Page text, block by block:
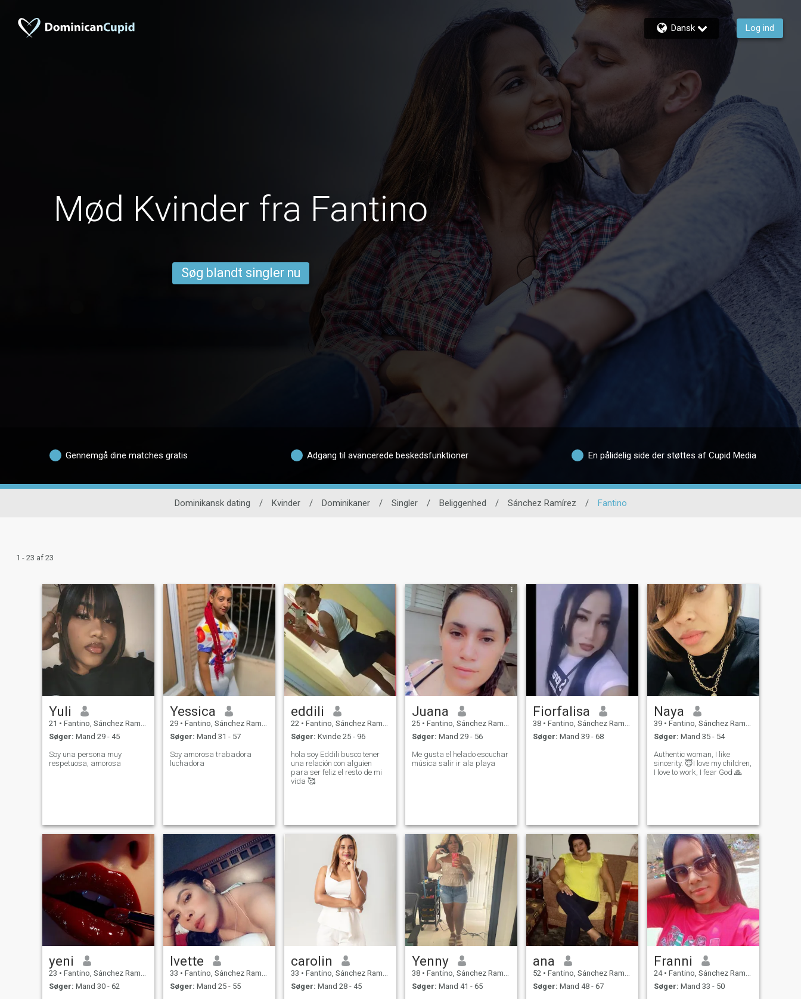
Dansk Log ind
Mød Kvinder fra Fantino
Søg blandt singler nu
Gennemgå dine matches gratis Adgang til avancerede beskedsfunktioner En pålidelig side der støttes af Cupid Media
Dominikansk dating / Kvinder / Dominikaner / Singler / Beliggenhed / Sánchez Ramírez / Fantino
1 - 23 af 23
Yuli
21 • Fantino, Sánchez Ramírez, DR Dominikanske
Søger: Mand 29 - 45
Soy una persona muy
respetuosa, amorosa
Yessica
29 • Fantino, Sánchez Ramírez, DR Dominikanske
Søger: Mand 31 - 57
Soy amorosa trabadora
luchadora
eddili
22 • Fantino, Sánchez Ramírez, DR Dominikanske
Søger: Kvinde 25 - 96
hola soy Eddili busco tener
una relación con alguien
para ser feliz el resto de mi
vida 🥰
Juana
25 • Fantino, Sánchez Ramírez, DR Dominikanske
Søger: Mand 29 - 56
Me gusta el helado escuchar
música salir ir ala playa
Fiorfalisa
38 • Fantino, Sánchez Ramírez, DR Dominikanske
Søger: Mand 39 - 68
Naya
39 • Fantino, Sánchez Ramírez, DR Dominikanske
Søger: Mand 35 - 54
Authentic woman, I like
sincerity. 😇I love my children,
I love to work, I fear God 🙏
yeni
23 • Fantino, Sánchez Ramírez, DR Dominikanske
Søger: Mand 30 - 62
Ivette
33 • Fantino, Sánchez Ramírez, DR Dominikanske
Søger: Mand 25 - 55
carolin
33 • Fantino, Sánchez Ramírez, DR Dominikanske
Søger: Mand 28 - 45
Yenny
38 • Fantino, Sánchez Ramírez, DR Dominikanske
Søger: Mand 41 - 65
ana
52 • Fantino, Sánchez Ramírez, DR Dominikanske
Søger: Mand 48 - 67
Franni
24 • Fantino, Sánchez Ramírez, DR Dominikanske
Søger: Mand 33 - 50